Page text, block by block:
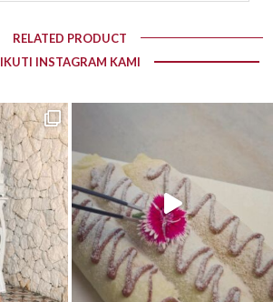
RELATED PRODUCT
IKUTI INSTAGRAM KAMI